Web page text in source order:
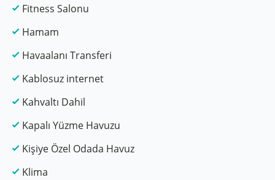
Fitness Salonu
Hamam
Havaalanı Transferi
Kablosuz internet
Kahvaltı Dahil
Kapalı Yüzme Havuzu
Kişiye Özel Odada Havuz
Klima